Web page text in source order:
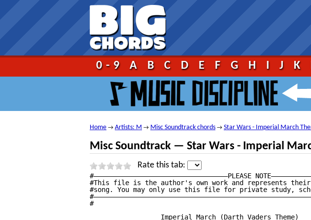
0-9 A B C D E F G H I J K
Home → Artists: M → Misc Soundtrack chords → Star Wars - Imperial March
Misc Soundtrack — Star Wars - Imperial
Rate this tab:
#——————————————————————————————————PLEASE
#This file is the author's own work and represents
#song. You may only use this file for private study,
#
                  Imperial March (Darth Vaders Theme)